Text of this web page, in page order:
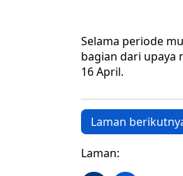
Selama periode
bagian dari upaya
16 April.
Laman
Laman: